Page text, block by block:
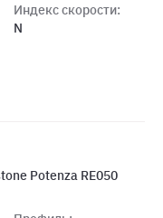
Индекс скорости:
N
Potenza RE050